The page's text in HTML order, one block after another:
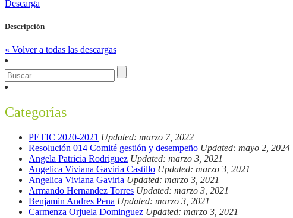
Descarga
Descripción
« Volver a todas las descargas
Categorías
PETIC 2020-2021 Updated: marzo 7, 2022
Resolución 014 Comité gestión y desempeño Updated: mayo 2, 2024
Angela Patricia Rodriguez Updated: marzo 3, 2021
Angelica Viviana Gaviria Castillo Updated: marzo 3, 2021
Angelica Viviana Gaviria Updated: marzo 3, 2021
Armando Hernandez Torres Updated: marzo 3, 2021
Benjamin Andres Pena Updated: marzo 3, 2021
Carmenza Orjuela Dominguez Updated: marzo 3, 2021